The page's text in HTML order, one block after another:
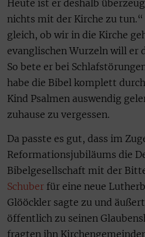
Heute ist er deshalb
nichts mit der Kirche zu
gleich, ob wir in die Kirche
evanglischen Wurzeln will er
So bete er bei
habe die Bibel komplett
Kind Psalmen auswendig
zuhause zu vergessen.
Da passte es gut, dass im
Reformationsjubiläums die
Bibelgesellschaft mit der
Schuber für eine neue
Glööckler sagte zu und
öffentlich zu seinen
fragten ihn